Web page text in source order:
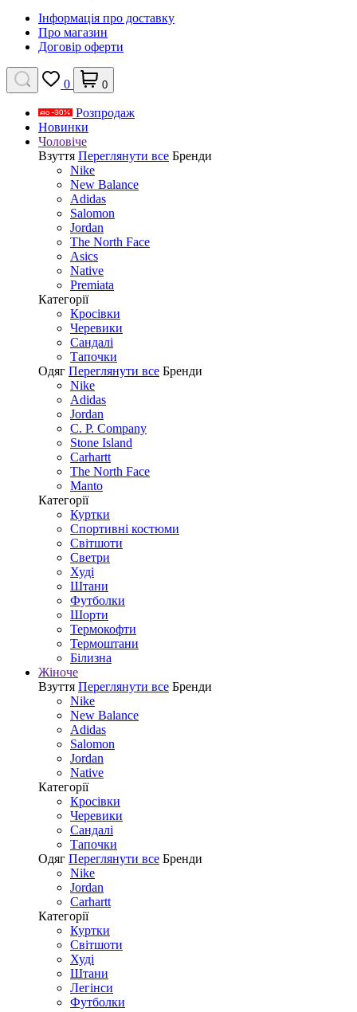
Інформація про доставку
Про магазин
Договір оферти
0 0
Розпродаж
Новинки
Чоловіче
Взуття Переглянути все Бренди
Nike
New Balance
Adidas
Salomon
Jordan
The North Face
Asics
Native
Premiata
Категорії
Кросівки
Черевики
Сандалі
Tапочки
Одяг Переглянути все Бренди
Nike
Adidas
Jordan
C. P. Company
Stone Island
Carhartt
The North Face
Manto
Категорії
Куртки
Спортивні костюми
Світшоти
Светри
Худі
Штани
Футболки
Шорти
Термокофти
Термоштани
Білизна
Жіноче
Взуття Переглянути все Бренди
Nike
New Balance
Adidas
Salomon
Jordan
Native
Категорії
Кросівки
Черевики
Сандалі
Tапочки
Одяг Переглянути все Бренди
Nike
Jordan
Carhartt
Категорії
Куртки
Світшоти
Худі
Штани
Легінси
Футболки